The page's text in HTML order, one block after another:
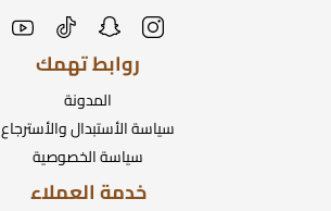
روابط تهمك
المدونة
سياسة الأستبدال والأسترجاع
سياسة الخصوصية
خدمة العملاء